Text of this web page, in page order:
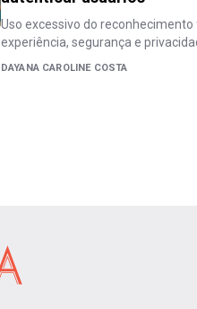
Uso excessivo do
experiência, segurança e
DAYANA CAROLINE COSTA